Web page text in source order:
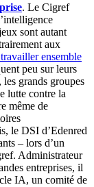
. Le Cigref
sont autant
aux
ensemble
peu sur leurs
grands groupes
lutte contre la
même de
le DSI d’Edenred
– lors d’un
Administrateur
entreprises, il
IA, un comité de